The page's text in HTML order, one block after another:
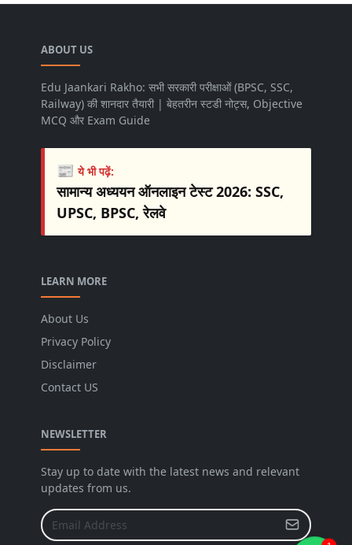
ABOUT US
Edu Jaankari Rakho: सभी सरकारी परीक्षाओं (BPSC, SSC,
Railway) की शानदार तैयारी | बेहतरीन स्टडी नोट्स, Objective
MCQ और Exam Guide
📰ये भी पढ़ें:
सामान्य अध्ययन ऑनलाइन टेस्ट 2026: SSC,
UPSC, BPSC, रेलवे
LEARN MORE
About Us
Privacy Policy
Disclaimer
Contact US
NEWSLETTER
Stay up to date with the latest news and relevant
updates from us.